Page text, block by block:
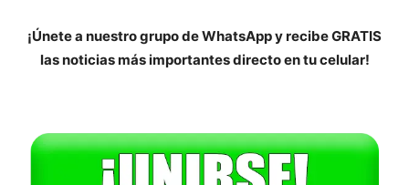
¡Únete a nuestro grupo de WhatsApp y recibe GRATIS
las noticias más importantes directo en tu celular!